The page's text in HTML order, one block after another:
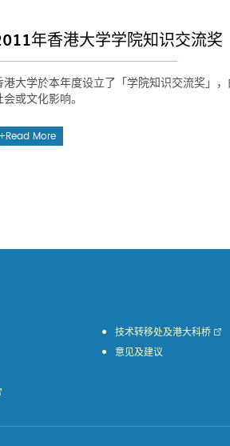
年香港大学学院知识交流奖
港大学於本年度设立了「学院知识交流奖」
会或文化影响。
Read More
技术转移处及港大科桥
意见及建议